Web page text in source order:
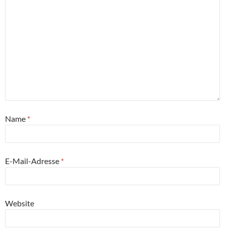
Name *
E-Mail-Adresse *
Website